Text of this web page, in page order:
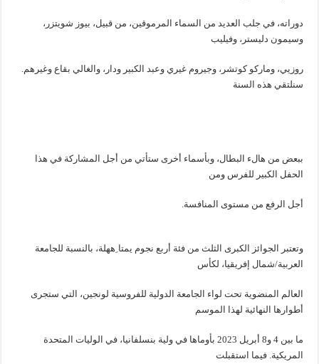
دوراته، في جلب العديد من السماء المرموقين، من قبيل، بيوز شويتزر،
وسيمون دليستر، وفيليب
روزيي، وماركو كوتشر، وجيروم غيري وعبد الكبير ودار، والغالي بقاع وغيرهم.
سنلتقي هذه السنة
ببعض من هالء البطال، وبأسماء أخرى ستأتي من أجل المشاركة في هذا
الحفل الكبير للفرس ومن
أجل الرفع من مستوى المنافسة.
وتعتبر الجوائز الكبرى الثلث من فئة أربع نجوم يمتا ِههلة، بالنسبة للجامعة
العربية/شمال إفريقيا، لكأس
العالم المنضوية تحت لواء الجامعة الدولية للفروسية لونجين، التي ستجرى
أطوارها النهائية لهذا الموسم
ما بين 4 و8 أبريل 2023 بأوماها في ولية بنسلفانيا، في الوليات المتحدة
المريكية. فيما استقبلت